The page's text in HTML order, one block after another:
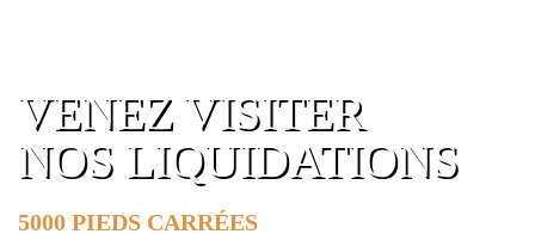
VENEZ VISITER
NOS LIQUIDATIONS
5000 PIEDS CARRÉES